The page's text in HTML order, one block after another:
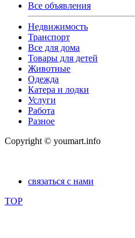
Все объявления
Недвижимость
Транспорт
Все для дома
Товары для детей
Животные
Одежда
Катера и лодки
Услуги
Работа
Разное
Copyright © youmart.info
связаться с нами
TOP